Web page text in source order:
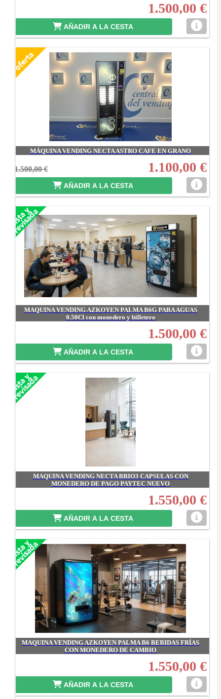
1.500,00 €
AÑADIR A LA CESTA
MÁQUINA VENDING NECTA ASTRO CAFE EN GRANO
1.500,00 € 1.100,00 €
AÑADIR A LA CESTA
MAQUINA VENDING AZKOYEN PALMA B6G PARA AGUAS
0.50Cl con monedero y billetero
1.500,00 €
AÑADIR A LA CESTA
MAQUINA VENDING NECTA BRIO3 CAPSULAS CON
MONEDERO DE PAGO PAYTEC NUEVO
1.550,00 €
AÑADIR A LA CESTA
MAQUINA VENDING AZKOYEN PALMA B6 BEBIDAS FRÍAS
CON MONEDERO DE CAMBIO
1.550,00 €
AÑADIR A LA CESTA